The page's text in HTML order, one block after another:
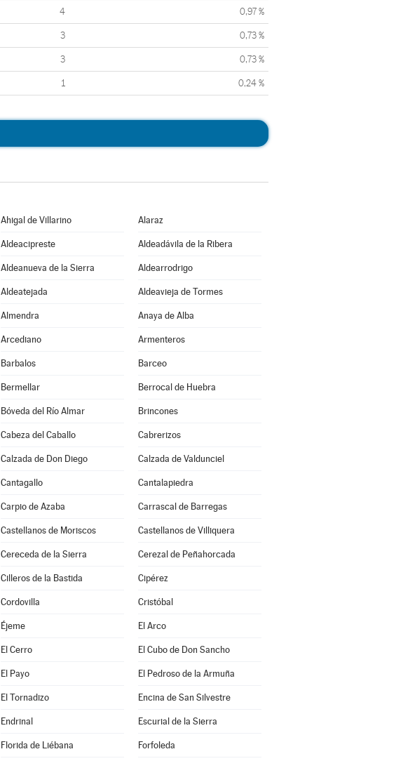
4 0,97 %
3 0,73 %
3 0,73 %
1 0,24 %
Ahigal de Villarino Alaraz
Aldeacipreste Aldeadávila de la Ribera
Aldeanueva de la Sierra Aldearrodrigo
Aldeatejada Aldeavieja de Tormes
Almendra Anaya de Alba
Arcediano Armenteros
Barbalos Barceo
Bermellar Berrocal de Huebra
Bóveda del Río Almar Brincones
Cabeza del Caballo Cabrerizos
Calzada de Don Diego Calzada de Valdunciel
Cantagallo Cantalapiedra
Carpio de Azaba Carrascal de Barregas
Castellanos de Moriscos Castellanos de Villiquera
Cereceda de la Sierra Cerezal de Peñahorcada
Cilleros de la Bastida Cipérez
Cordovilla Cristóbal
Éjeme El Arco
El Cerro El Cubo de Don Sancho
El Payo El Pedroso de la Armuña
El Tornadizo Encina de San Silvestre
Endrinal Escurial de la Sierra
Florida de Liébana Forfoleda